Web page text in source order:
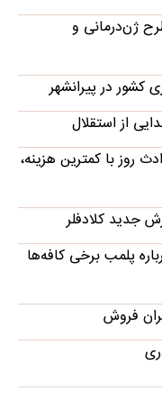
ژن‌درمانی و
کشور در پیرانشهر
از استقلال
روز با کمترین هزینه،
جدید کلادفلر
پلمب برخی کافه‌ها
فروش